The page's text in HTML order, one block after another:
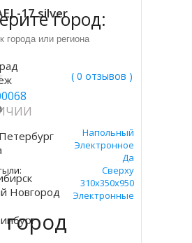
17 silver
( 0 отзывов )
Напольный
Электронное
Да
Сверху
310х350х950
Электронные
город:
Новгород